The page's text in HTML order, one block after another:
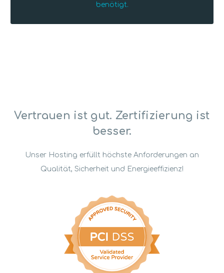
benötigt.
Vertrauen ist gut. Zertifizierung ist
besser.
Unser Hosting erfüllt höchste Anforderungen an
Qualität, Sicherheit und Energieeffizienz!